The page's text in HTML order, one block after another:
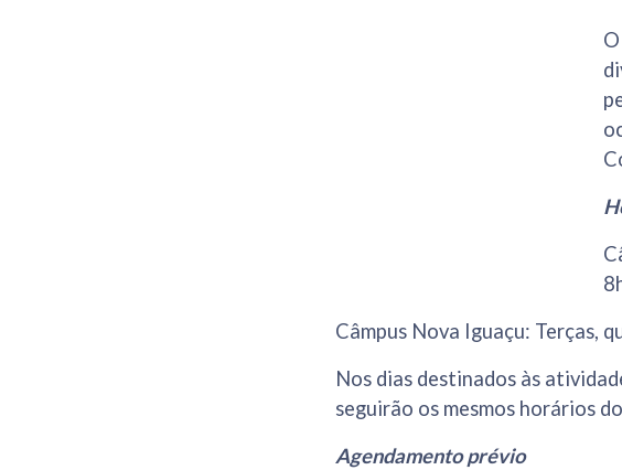
O
Câmpus Nova Iguaçu: Terças,
Nos dias destinados às
seguirão os mesmos horários
Agendamento prévio